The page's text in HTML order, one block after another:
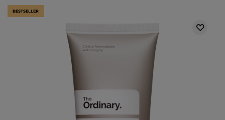
BESTSELLER